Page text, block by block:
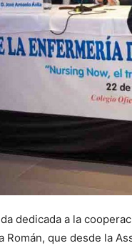
dedicada a la
Román, que desde la